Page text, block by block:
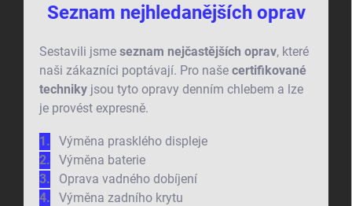
Seznam nejhledanějších oprav
Sestavili jsme seznam nejčastějších oprav, které
naši zákazníci poptávají. Pro naše certifikované
techniky jsou tyto opravy denním chlebem a lze
je provést expresně.
Výměna prasklého displeje
Výměna baterie
Oprava vadného dobíjení
Výměna zadního krytu